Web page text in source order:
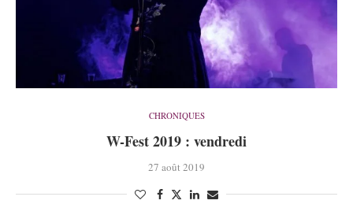
CHRONIQUES
W-Fest 2019 : vendredi
27 août 2019